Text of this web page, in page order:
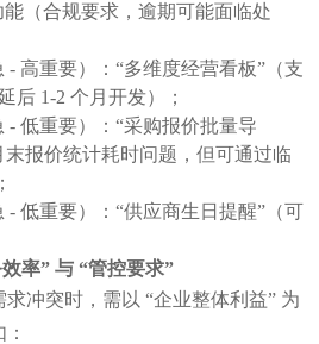
能（合规要求，逾期可能面临处
- 高重要）：“多维度经营看板”（支
后 1-2 个月开发）；
- 低重要）：“采购报价批量导
末报价统计耗时问题，但可通过临
- 低重要）：“供应商生日提醒”（可
率” 与 “管控要求”
冲突时，需以 “企业整体利益” 为